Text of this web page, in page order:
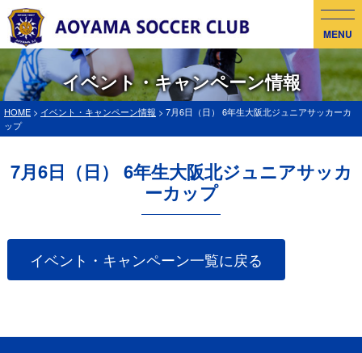
MENU
イベント・キャンペーン情報
HOME > イベント・キャンペーン情報 > 7月6日（日） 6年生大阪北ジュニアサッカーカ
ップ
7月6日（日） 6年生大阪北ジュニアサッカ
ーカップ
イベント・キャンペーン一覧に戻る